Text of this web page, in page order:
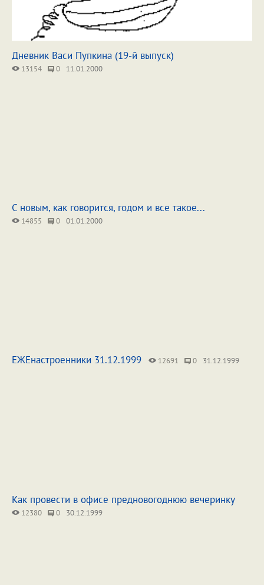
Дневник Васи Пупкина (19-й выпуск)
13154 0 11.01.2000
С новым, как говорится, годом и все такое...
14855 0 01.01.2000
ЕЖЕнастроенники 31.12.1999 12691 0 31.12.1999
Как провести в офисе предновогоднюю вечеринку
12380 0 30.12.1999